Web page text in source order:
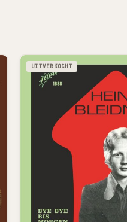
UITVERKOCHT